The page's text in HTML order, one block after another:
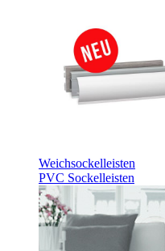
Weichsockelleisten
PVC Sockelleisten